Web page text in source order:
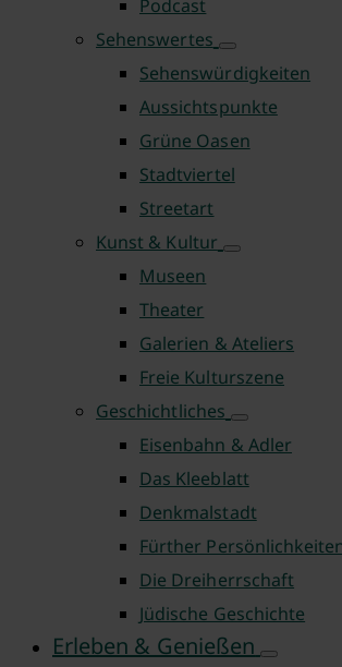
Podcast
Sehenswertes
Sehenswürdigkeiten
Aussichtspunkte
Grüne Oasen
Stadtviertel
Streetart
Kunst & Kultur
Museen
Theater
Galerien & Ateliers
Freie Kulturszene
Geschichtliches
Eisenbahn & Adler
Das Kleeblatt
Denkmalstadt
Fürther
Die Dreiherrschaft
Jüdische Geschichte
Erleben & Genießen